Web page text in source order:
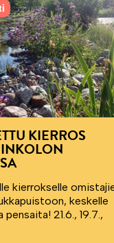
KIERROS
kierrokselle
keskelle
21.6., 19.7.,